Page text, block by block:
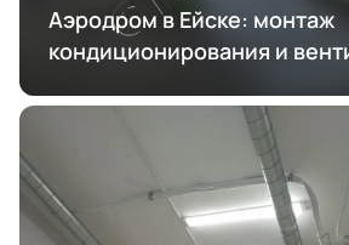
Аэродром в Ейске: монтаж
кондиционирования и